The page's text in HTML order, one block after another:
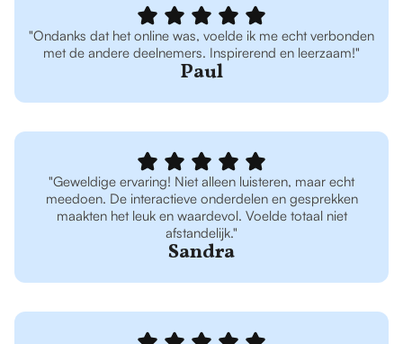
"Ondanks dat het online was, voelde ik me echt verbonden
met de andere deelnemers. Inspirerend en leerzaam!"
Paul
"Geweldige ervaring! Niet alleen luisteren, maar echt
meedoen. De interactieve onderdelen en gesprekken
maakten het leuk en waardevol. Voelde totaal niet
afstandelijk."
Sandra